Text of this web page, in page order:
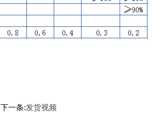
下一条:发货视频